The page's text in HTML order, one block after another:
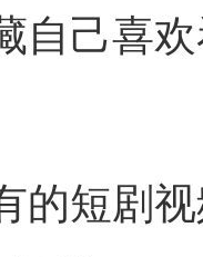
自己喜
的短剧